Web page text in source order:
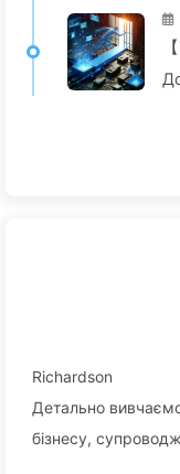
Richardson
Детально
бізнесу,